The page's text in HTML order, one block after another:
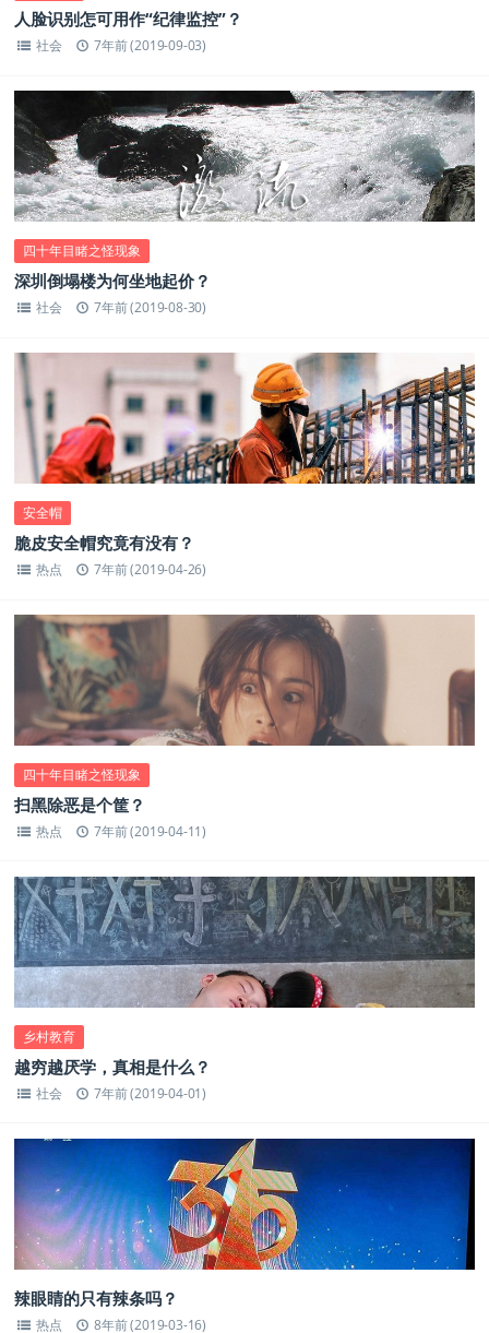
人脸识别怎可用作“纪律监控”？
社会 7年前 (2019-09-03)
四十年目睹之怪现象
深圳倒塌楼为何坐地起价？
社会 7年前 (2019-08-30)
安全帽
脆皮安全帽究竟有没有？
热点 7年前 (2019-04-26)
四十年目睹之怪现象
扫黑除恶是个筐？
热点 7年前 (2019-04-11)
乡村教育
越穷越厌学，真相是什么？
社会 7年前 (2019-04-01)
辣眼睛的只有辣条吗？
热点 8年前 (2019-03-16)